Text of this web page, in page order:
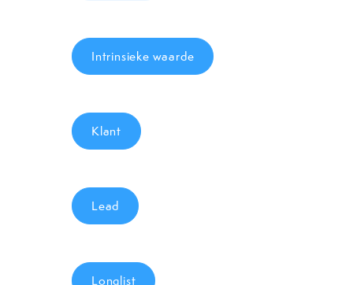
Intrinsieke waarde
Klant
Lead
Longlist